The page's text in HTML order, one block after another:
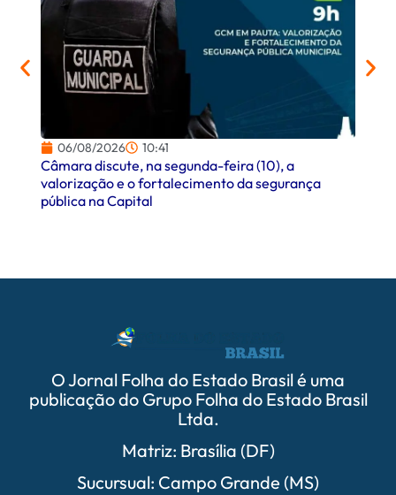
06/08/2026 10:41
Câmara discute, na segunda-feira (10), a
valorização e o fortalecimento da segurança
pública na Capital
O Jornal Folha do Estado Brasil é uma
publicação do Grupo Folha do Estado Brasil
Ltda.
Matriz: Brasília (DF)
Sucursual: Campo Grande (MS)